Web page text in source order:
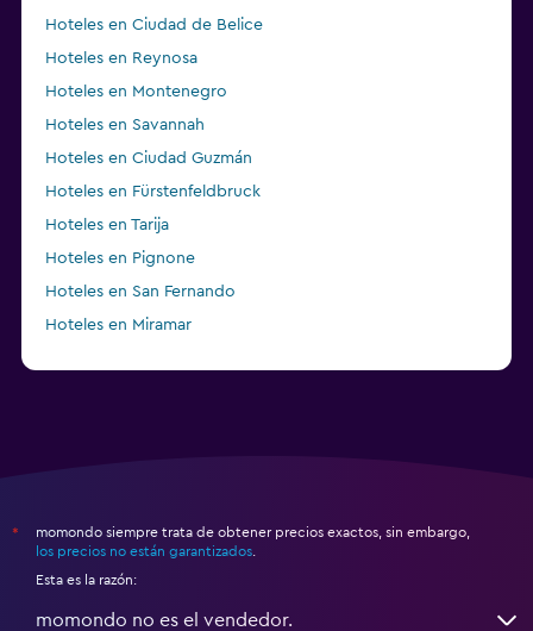
Hoteles en Ciudad de Belice
Hoteles en Reynosa
Hoteles en Montenegro
Hoteles en Savannah
Hoteles en Ciudad Guzmán
Hoteles en Fürstenfeldbruck
Hoteles en Tarija
Hoteles en Pignone
Hoteles en San Fernando
Hoteles en Miramar
*
momondo siempre trata de obtener precios exactos, sin embargo,
los precios no están garantizados
Esta es la razón:
momondo no es el vendedor.